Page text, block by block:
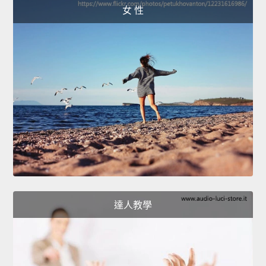
女 性
達人教學